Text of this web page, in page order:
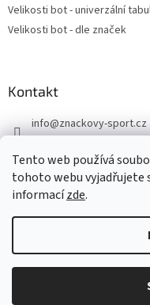
Tento web používá
tohoto webu vyjadřujete
informacízde.
DOVOLENÁ - objednávky
Velikosti bot - univerzální
Velikosti bot - dle značek
Kontakt
info@znackovy-sport.cz